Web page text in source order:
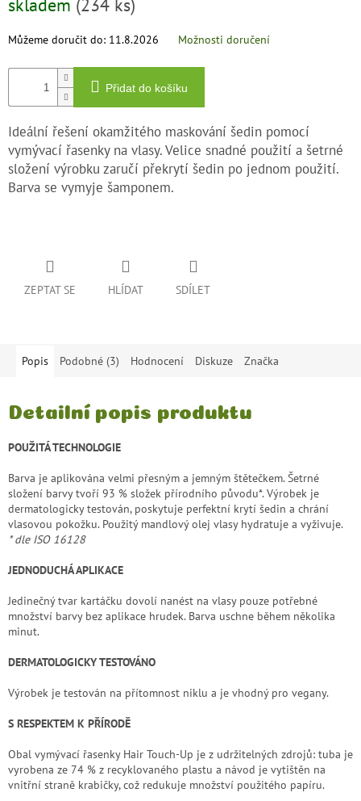
cena:
skladem (234 ks)
Můžeme doručit do: 11.8.2026 Možnosti doručení
Přidat do košíku
Ideální řešení okamžitého maskování šedin pomocí
vymývací řasenky na vlasy. Velice snadné použití a šetrné
složení výrobku zaručí překrytí šedin po jednom použití.
Barva se vymyje šamponem.
ZEPTAT SE HLÍDAT SDÍLET
Popis Podobné (3) Hodnocení Diskuze Značka
Detailní popis produktu
POUŽITÁ TECHNOLOGIE
Barva je aplikována velmi přesným a jemným štětečkem. Šetrné
složení barvy tvoří 93 % složek přírodního původu*. Výrobek je
dermatologicky testován, poskytuje perfektní krytí šedin a chrání
vlasovou pokožku. Použitý mandlový olej vlasy hydratuje a vyživuje.
* dle ISO 16128
JEDNODUCHÁ APLIKACE
Jedinečný tvar kartáčku dovolí nanést na vlasy pouze potřebné
množství barvy bez aplikace hrudek. Barva uschne během několika
minut.
DERMATOLOGICKY TESTOVÁNO
Výrobek je testován na přítomnost niklu a je vhodný pro vegany.
S RESPEKTEM K PŘÍRODĚ
Obal vymývací řasenky Hair Touch-Up je z udržitelných zdrojů: tuba je
vyrobena ze 74 % z recyklovaného plastu a návod je vytištěn na
vnitřní straně krabičky, což redukuje množství použitého papíru.